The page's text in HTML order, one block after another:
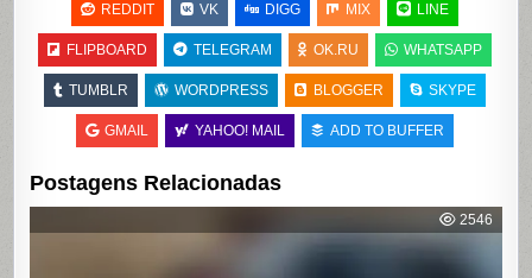
REDDIT VK DIGG MIX LINE
FLIPBOARD TELEGRAM OK.RU WHATSAPP
TUMBLR WORDPRESS BLOGGER SKYPE
GMAIL YAHOO! MAIL ADD TO BUFFER
Postagens Relacionadas
2546